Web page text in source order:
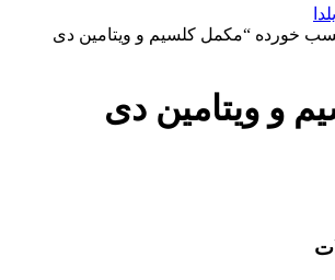
خورده “مکمل کلسیم و ویتامین دی
و ویتامین دی